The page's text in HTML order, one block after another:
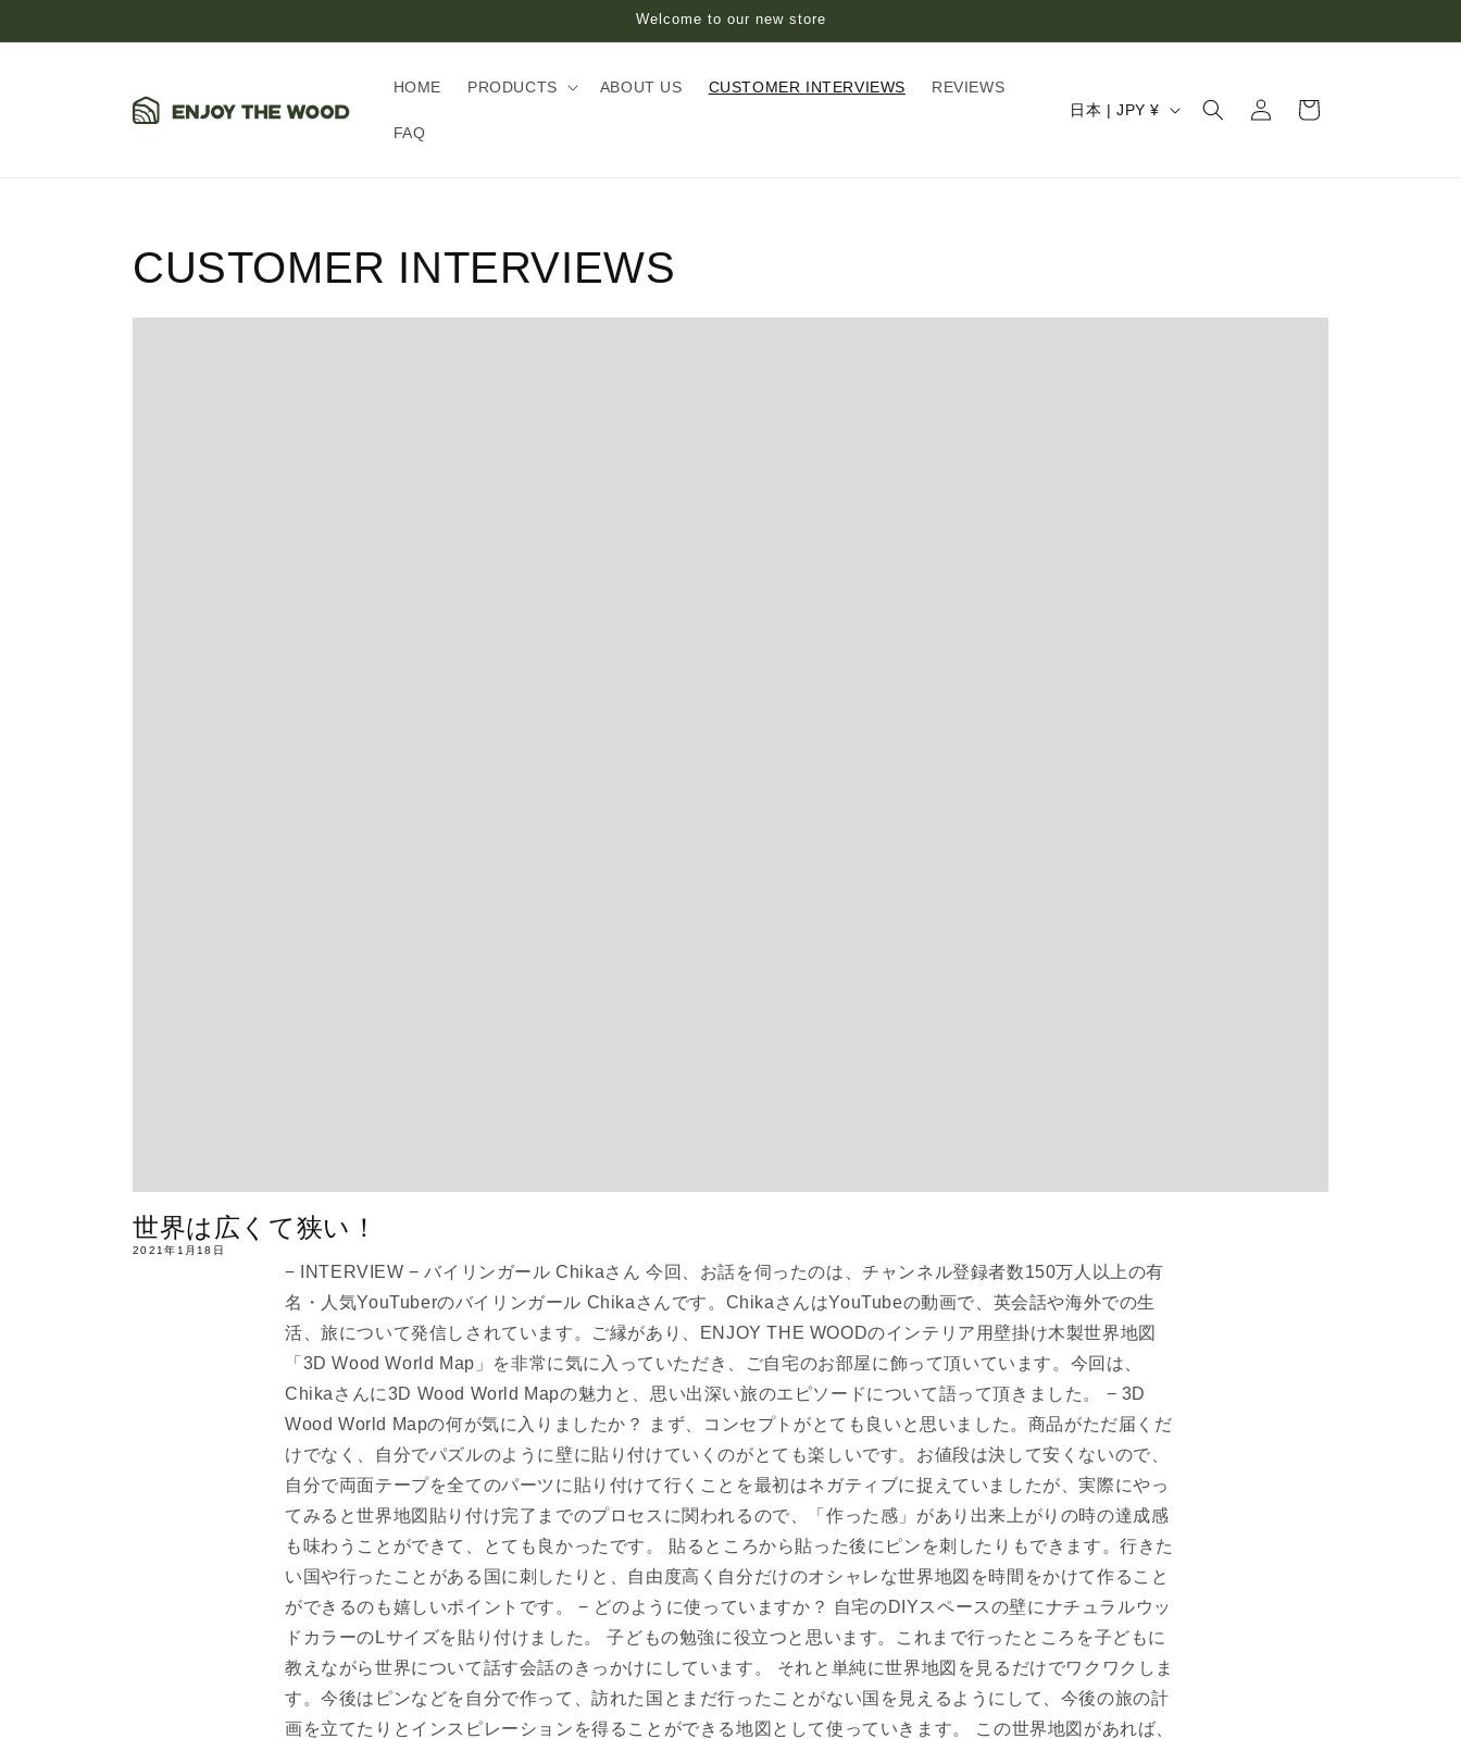
進む
Welcome to our new store
HOME PRODUCTS ABOUT US CUSTOMER INTERVIEWS REVIEWS
FAQ
国
日本 | JPY ¥
イ
ー
CUSTOMER INTERVIEWS
世界は広くて狭い！
2021年1月18日
− INTERVIEW − バイリンガール Chikaさん 今回、お話を伺ったのは、チャンネル登録者数150万人以上の有
名・人気YouTuberのバイリンガール Chikaさんです。ChikaさんはYouTubeの動画で、英会話や海外での生
活、旅について発信しされています。ご縁があり、ENJOY THE WOODのインテリア用壁掛け木製世界地図
「3D Wood World Map」を非常に気に入っていただき、ご自宅のお部屋に飾って頂いています。今回は、
Chikaさんに3D Wood World Mapの魅力と、思い出深い旅のエピソードについて語って頂きました。 − 3D
Wood World Mapの何が気に入りましたか？ まず、コンセプトがとても良いと思いました。商品がただ届くだ
けでなく、自分でパズルのように壁に貼り付けていくのがとても楽しいです。お値段は決して安くないので、
自分で両面テープを全てのパーツに貼り付けて行くことを最初はネガティブに捉えていましたが、実際にやっ
てみると世界地図貼り付け完了までのプロセスに関われるので、「作った感」があり出来上がりの時の達成感
も味わうことができて、とても良かったです。 貼るところから貼った後にピンを刺したりもできます。行きた
い国や行ったことがある国に刺したりと、自由度高く自分だけのオシャレな世界地図を時間をかけて作ること
ができるのも嬉しいポイントです。 − どのように使っていますか？ 自宅のDIYスペースの壁にナチュラルウッ
ドカラーのLサイズを貼り付けました。 子どもの勉強に役立つと思います。これまで行ったところを子どもに
教えながら世界について話す会話のきっかけにしています。 それと単純に世界地図を見るだけでワクワクしま
す。今後はピンなどを自分で作って、訪れた国とまだ行ったことがない国を見えるようにして、今後の旅の計
画を立てたりとインスピレーションを得ることができる地図として使っていきます。 この世界地図があれば、